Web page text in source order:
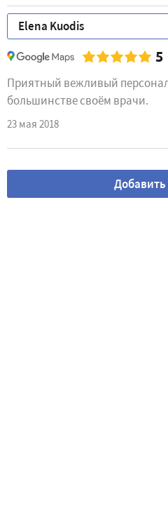
Elena Kuodis
5
Приятный вежливый
большинстве своём врачи.
23 мая 2018
Добавить